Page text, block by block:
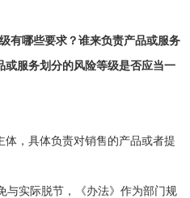
有哪些要求？谁来负责产品或服务
服务划分的风险等级是否应当一
，具体负责对销售的产品或者提
实际脱节，《办法》作为部门规